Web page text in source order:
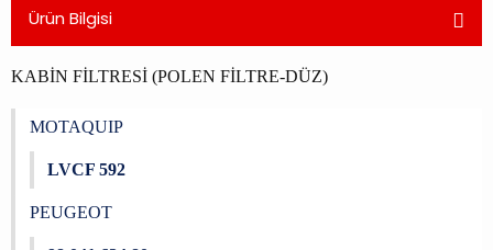
Ürün Bilgisi
KABİN FİLTRESİ (POLEN FİLTRE-DÜZ)
MOTAQUIP
LVCF 592
PEUGEOT